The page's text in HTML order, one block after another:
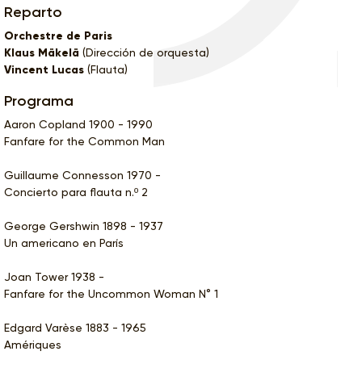
Reparto
Orchestre de Paris
Klaus Mäkelä (Dirección de orquesta)
Vincent Lucas (Flauta)
Programa
Aaron Copland 1900 - 1990
Fanfare for the Common Man
Guillaume Connesson 1970 -
Concierto para flauta n.º 2
George Gershwin 1898 - 1937
Un americano en París
Joan Tower 1938 -
Fanfare for the Uncommon Woman N° 1
Edgard Varèse 1883 - 1965
Amériques